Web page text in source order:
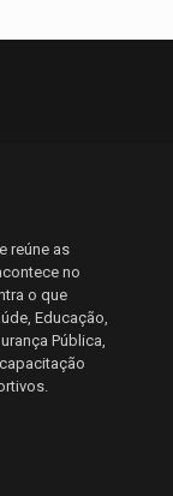
reúne as
no
o que
Educação,
Pública,